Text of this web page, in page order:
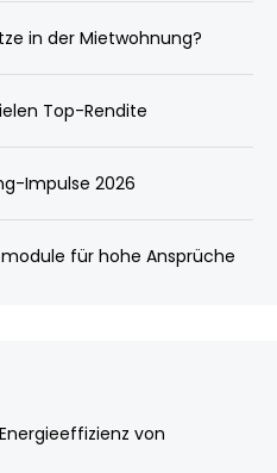
in der Mietwohnung?
Top-Rendite
Impulse 2026
für hohe Ansprüche
von